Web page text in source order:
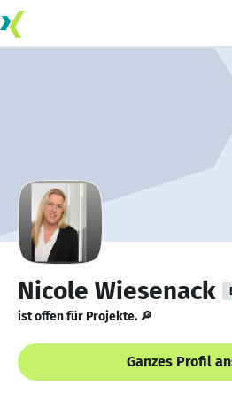
Nicole Wiesenack
ist offen für Projekte. 🔎
Ganzes Profil